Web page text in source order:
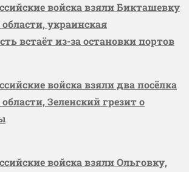
войска взяли Бикташевку
украинская
встаёт из-за остановки портов
войска взяли два посёлка
Зеленский грезит о
войска взяли Ольговку,